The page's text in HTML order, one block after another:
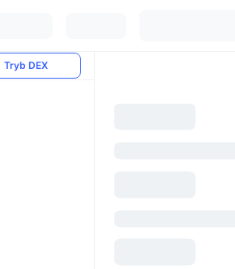
Tryb DEX